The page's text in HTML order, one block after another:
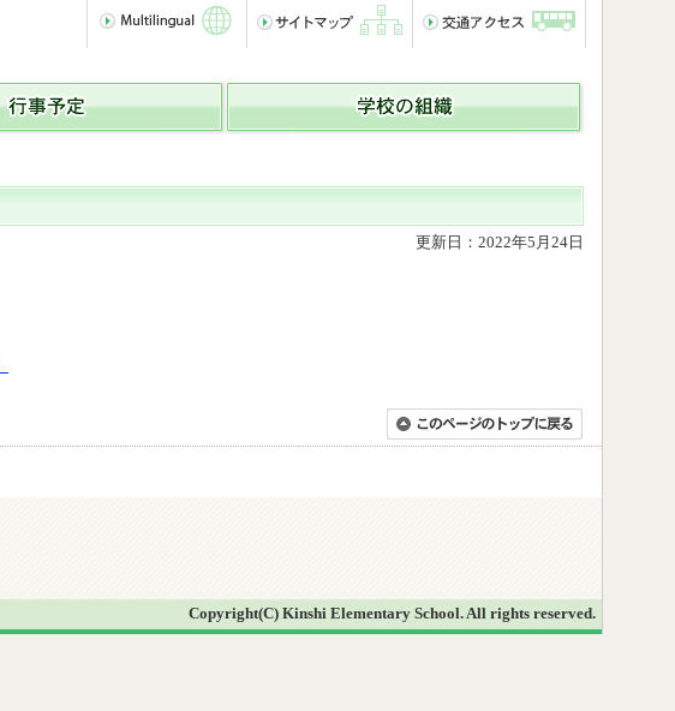
更新日：2022年5月24日
Copyright(C) Kinshi Elementary School. All rights reserved.